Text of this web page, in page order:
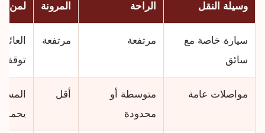
وسيلة النقل الراحة المرونة لمن
سيارة خاصة مع
سائق
مرتفعة مرتفعة
مواصلات عامة
متوسطة أو
محدودة
أقل
يحمل